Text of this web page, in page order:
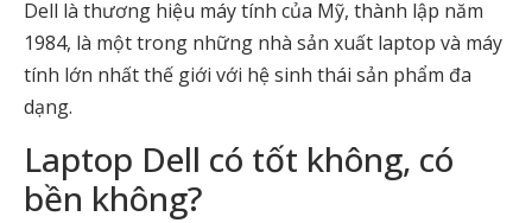
Dell là thương hiệu máy tính của Mỹ, thành lập năm
1984, là một trong những nhà sản xuất laptop và máy
tính lớn nhất thế giới với hệ sinh thái sản phẩm đa
dạng.
Laptop Dell có tốt không, có
bền không?